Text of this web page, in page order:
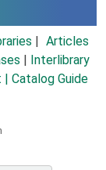
Articles
Interlibrary
Catalog Guide